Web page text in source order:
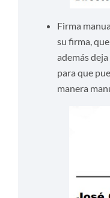
Firma
su firma,
además
para que
manera